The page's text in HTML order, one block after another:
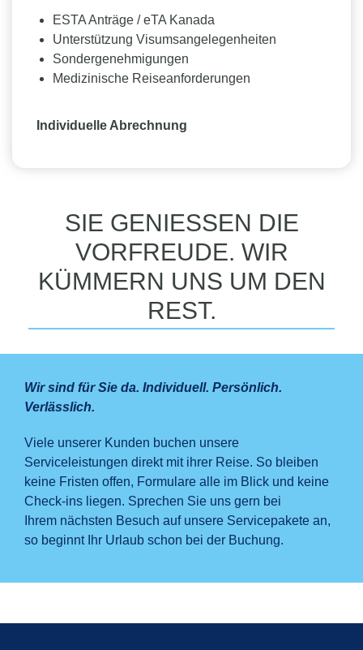
ESTA Anträge / eTA Kanada
Unterstützung Visumsangelegenheiten
Sondergenehmigungen
Medizinische Reiseanforderungen
Individuelle Abrechnung
SIE GENIESSEN DIE
VORFREUDE. WIR
KÜMMERN UNS UM DEN
REST.
Wir sind für Sie da. Individuell. Persönlich.
Verlässlich.
Viele unserer Kunden buchen unsere
Serviceleistungen direkt mit ihrer Reise. So bleiben
keine Fristen offen, Formulare alle im Blick und keine
Check-ins liegen. Sprechen Sie uns gern bei
Ihrem nächsten Besuch auf unsere Servicepakete an,
so beginnt Ihr Urlaub schon bei der Buchung.